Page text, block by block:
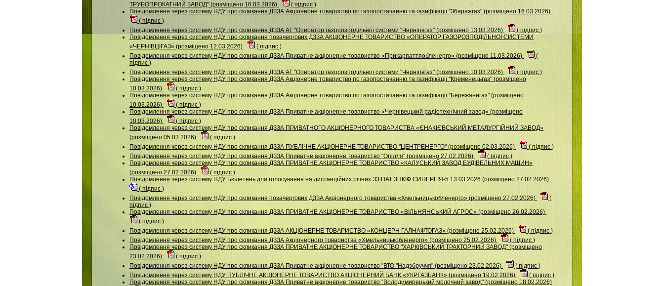
ТРУБОПРОКАТНИЙ ЗАВОД" (розміщено 16.03.2026)
( підпис )
Повідомлення через систему НДУ про скликання ДЗЗА Акцiонерне товариство по газопостачанню та газифiкацiї "Збаражгаз" (розміщено 16.03.2026)
( підпис )
Повідомлення через систему НДУ про скликання ДЗЗА АТ "Оператор газорозподільної системи "Чернігівгаз" (розміщено 13.03.2026)
( підпис )
Повідомлення через систему НДУ про скликання позачергових ДЗЗА АКЦІОНЕРНЕ ТОВАРИСТВО «ОПЕРАТОР ГАЗОРОЗПОДІЛЬНОЇ СИСТЕМИ
«ЧЕРНІВЦІГАЗ» (розміщено 12.03.2026)
( підпис )
Повідомлення через систему НДУ про скликання ДЗЗА Приватне акціонерне товариство «Прикарпаттяобленерго» (розміщено 11.03.2026)
(
підпис )
Повідомлення через систему НДУ про скликання ДЗЗА АТ "Оператор газорозподільної системи "Чернігівгаз" (розміщено 10.03.2026)
( підпис )
Повідомлення через систему НДУ про скликання ДЗЗА Акціонерне товариство по газопостачанню та газифікації "Кременецьгаз" (розміщено
10.03.2026)
( підпис )
Повідомлення через систему НДУ про скликання ДЗЗА Акціонерне товариство по газопостачанню та газифікації "Бережанигаз" (розміщено
10.03.2026)
( підпис )
Повідомлення через систему НДУ про скликання ДЗЗА Приватне акціонерне товариство «Чернівецький радіотехнічний завод» (розміщено
10.03.2026)
( підпис )
Повідомлення через систему НДУ про скликання ДЗЗА ПРИВАТНОГО АКЦІОНЕРНОГО ТОВАРИСТВА «ЄНАКІЄВСЬКИЙ МЕТАЛУРГІЙНИЙ ЗАВОД»
(розміщено 05.03.2026)
( підпис )
Повідомлення через систему НДУ про скликання ДЗЗА ПУБЛІЧНЕ АКЦІОНЕРНЕ ТОВАРИСТВО "ЦЕНТРЕНЕРГО" (розміщено 02.03.2026)
( підпис )
Повідомлення через систему НДУ про скликання ДЗЗА Приватне акціонерне товариство "Опілля" (розміщено 27.02.2026)
( підпис )
Повідомлення через систему НДУ про скликання ДЗЗА ПРИВАТНЕ АКЦІОНЕРНЕ ТОВАРИСТВО «КАЛУСЬКИЙ ЗАВОД БУДІВЕЛЬНИХ МАШИН»
(розміщено 27.02.2026)
( підпис )
Повідомлення через систему НДУ Бюлетень для голосування на дистанційних річних ЗЗ ПАТ ЗНКІФ СИНЕРГІЯ-5 13.03.2026 (розміщено 27.02.2026)
( підпис )
Повідомлення через систему НДУ про скликання позачергових ДЗЗА Акціонерного товариства «Хмельницькобленерго» (розміщено 27.02.2026)
(
підпис )
Повідомлення через систему НДУ про скликання ДЗЗА ПРИВАТНЕ АКЦІОНЕРНЕ ТОВАРИСТВО «ВІЛЬНЯНСЬКИЙ АГРОС» (розміщено 26.02.2026)
( підпис )
Повідомлення через систему НДУ про скликання ДЗЗА АКЦІОНЕРНЕ ТОВАРИСТВО «КОНЦЕРН ГАЛНАФТОГАЗ» (розміщено 25.02.2026)
( підпис )
Повідомлення через систему НДУ про скликання ДЗЗА Акціонерного товариства «Хмельницькобленерго» (розміщено 25.02.2026)
( підпис )
Повідомлення через систему НДУ про скликання ДЗЗА ПРИВАТНЕ АКЦIОНЕРНЕ ТОВАРИСТВО "ХАРКIВСЬКИЙ ТРАКТОРНИЙ ЗАВОД" (розміщено
23.02.2026)
( підпис )
Повідомлення через систему НДУ про скликання ДЗЗА Приватне акціонерне товариство "ВТО "Надзбруччя" (розміщено 23.02.2026)
( підпис )
Повідомлення через систему НДУ ПУБЛІЧНЕ АКЦІОНЕРНЕ ТОВАРИСТВО АКЦІОНЕРНИЙ БАНК «УКРГАЗБАНК» (розміщено 19.02.2026)
( підпис )
Повідомлення через систему НДУ про скликання ДЗЗА Приватне акціонерне товариство "Володимирецький молочний завод" (розміщено 18.02.2026)